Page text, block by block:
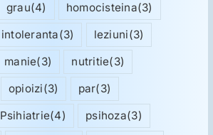
grau(4) homocisteina(3)
intoleranta(3) leziuni(3)
manie(3) nutritie(3)
opioizi(3) par(3)
Psihiatrie(4) psihoza(3)